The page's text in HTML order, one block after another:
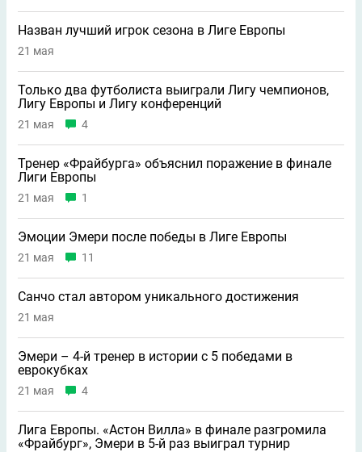
Назван лучший игрок сезона в Лиге Европы
21 мая
Только два футболиста выиграли Лигу чемпионов,
Лигу Европы и Лигу конференций
21 мая 4
Тренер «Фрайбурга» объяснил поражение в финале
Лиги Европы
21 мая 1
Эмоции Эмери после победы в Лиге Европы
21 мая 11
Санчо стал автором уникального достижения
21 мая
Эмери – 4-й тренер в истории с 5 победами в
еврокубках
21 мая 4
Лига Европы. «Астон Вилла» в финале разгромила
«Фрайбург», Эмери в 5-й раз выиграл турнир